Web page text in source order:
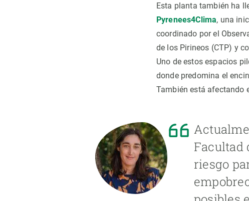
Esta planta también ha
Pyrenees4Clima, una
coordinado por el
de los Pirineos (CTP) y
Uno de estos espacios
donde predomina el
También está afectando
Facultad
riesgo